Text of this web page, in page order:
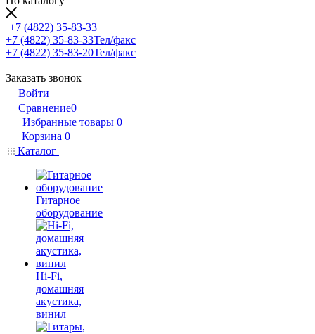
+7 (4822) 35-83-33
+7 (4822) 35-83-33Тел/факс
+7 (4822) 35-83-20Тел/факс
Заказать звонок
Войти
Сравнение0
Избранные товары 0
Корзина 0
Каталог
Гитарное
оборудование
Hi-Fi,
домашняя
акустика,
винил